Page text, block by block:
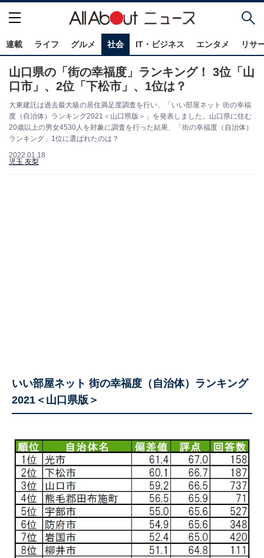
連載 ライフ グルメ 社会 IT・ビジネス エンタメ リサ
山口県の「街の幸福度」ランキング！ 3位「山
口市」、2位「下松市」、1位は？
大東建託は過去最大級の居住満足度調査を行い、「いい部屋ネット 街の幸福
度（自治体）ランキング2021＜山口県版＞」を発表しました。山口県に住む
20歳以上の男女4530人を対象に調査を行った結果、「街の幸福度（自治体）
ランキング」1位に選ばれたのは？
2022.01.18
児玉 友梨
いい部屋ネット 街の幸福度（自治体）ランキング
2021＜山口県版＞